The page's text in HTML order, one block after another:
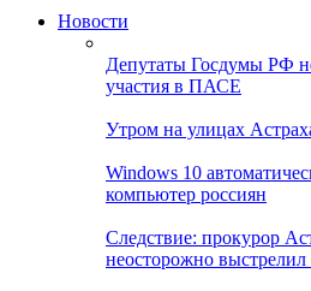
Новости
Депутаты Госдумы РФ
участия в ПАСЕ
Утром на улицах
Windows 10
компьютер россиян
Следствие: прокурор
неосторожно выстрелил